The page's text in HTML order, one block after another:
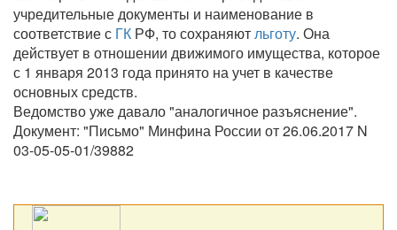
учредительные документы и наименование в
соответствие с ГК РФ, то сохраняютльготу. Она
действует в отношении движимого имущества, которое
с 1 января 2013 года принято на учет в качестве
основных средств.
Ведомство уже давало аналогичное разъяснение .
Документ: Письмо Минфина России от 26.06.2017 N
03-05-05-01/39882